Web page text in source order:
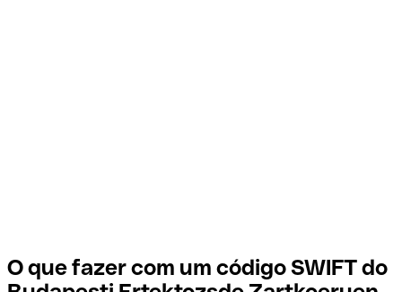
O que fazer com um código SWIFT do